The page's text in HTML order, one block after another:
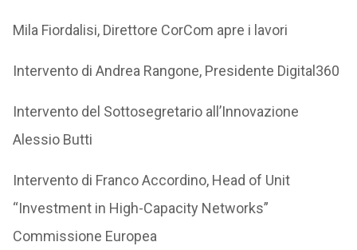
Mila Fiordalisi, Direttore CorCom apre i lavori
Intervento di Andrea Rangone, Presidente Digital360
Intervento del Sottosegretario all’Innovazione
Alessio Butti
Intervento di Franco Accordino, Head of Unit
“Investment in High-Capacity Networks”
Commissione Europea